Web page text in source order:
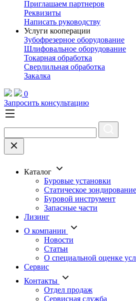
Приглашаем партнеров
Реквизиты
Написать руководству
Услуги кооперации
Зубофрезерное оборудование
Шлифовальное оборудование
Токарная обработка
Cверлильная обработка
Закалка
0
Запросить консультацию
Каталог
Буровые установки
Статическое зондирование
Буровой инструмент
Запасные части
Лизинг
О компании
Новости
Статьи
О специальной оценке
Сервис
Контакты
Отдел продаж
Сервисная служба